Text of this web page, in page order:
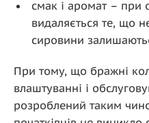
смак і аромат – при
видаляється те, що
сировини
При тому, що бражні
влаштуванні і
розроблений таким